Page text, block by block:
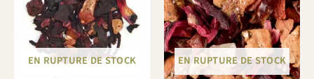
EN RUPTURE DE STOCK EN RUPTURE DE STOCK